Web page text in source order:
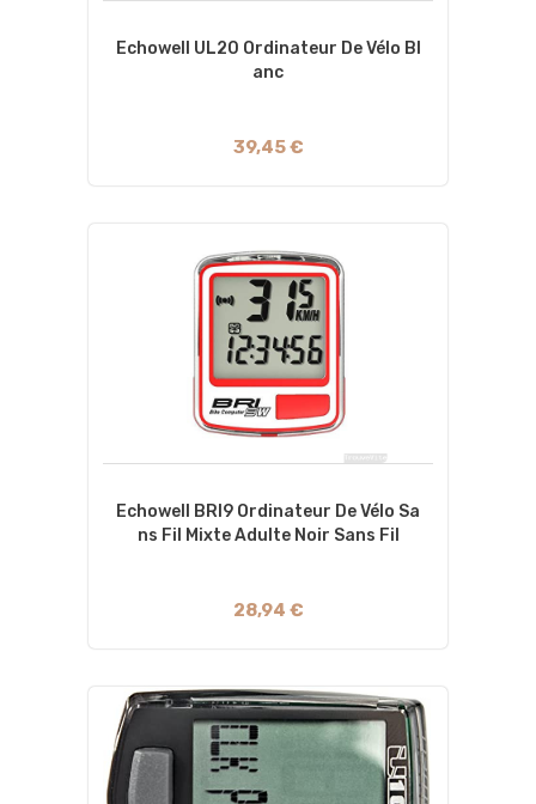
Echowell UL20 Ordinateur De Vélo Bl
Anc
39,45 €
Echowell BRI9 Ordinateur De Vélo Sa
Ns Fil Mixte Adulte Noir Sans Fil
28,94 €